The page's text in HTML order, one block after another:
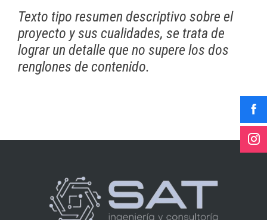
Texto tipo resumen descriptivo sobre el
proyecto y sus cualidades, se trata de
lograr un detalle que no supere los dos
renglones de contenido.